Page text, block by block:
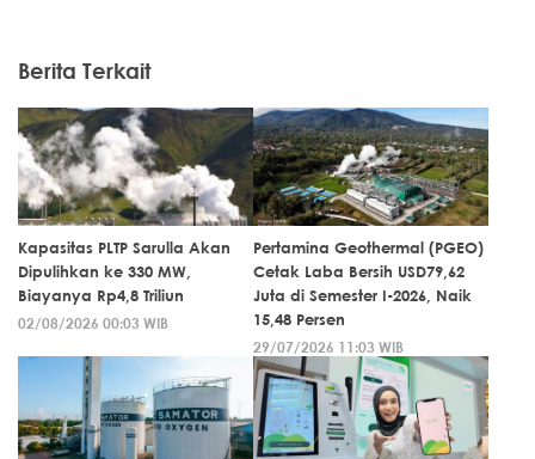
Berita Terkait
Kapasitas PLTP Sarulla Akan
Dipulihkan ke 330 MW,
Biayanya Rp4,8 Triliun
02/08/2026 00:03 WIB
Pertamina Geothermal (PGEO)
Cetak Laba Bersih USD79,62
Juta di Semester I-2026, Naik
15,48 Persen
29/07/2026 11:03 WIB